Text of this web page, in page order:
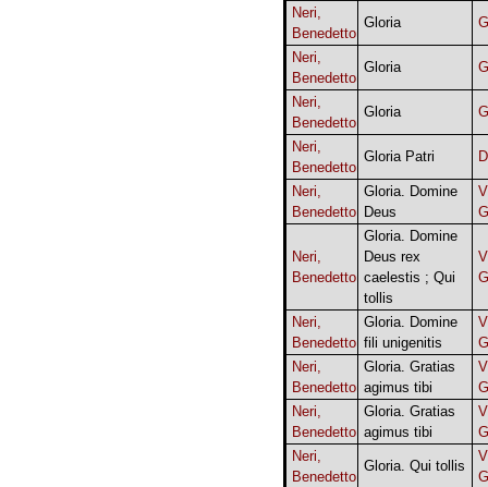
Neri,
Benedetto
Gloria
Neri,
Benedetto
Gloria
Neri,
Benedetto
Gloria
Neri,
Benedetto
Gloria Patri
Neri,
Benedetto
Gloria. Domine
Deus
Neri,
Benedetto
Gloria. Domine
Deus rex
caelestis ; Qui
tollis
Neri,
Benedetto
Gloria. Domine
fili unigenitis
Neri,
Benedetto
Gloria. Gratias
agimus tibi
Neri,
Benedetto
Gloria. Gratias
agimus tibi
Neri,
Benedetto
Gloria. Qui tollis